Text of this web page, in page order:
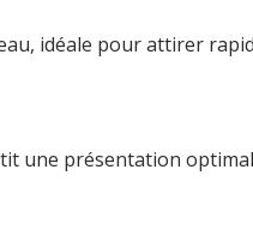
idéale pour attirer
une présentation